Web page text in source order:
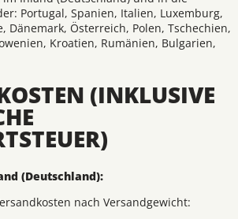
Portugal, Spanien, Italien, Luxemburg,
Dänemark, Österreich, Polen, Tschechien,
Kroatien, Rumänien, Bulgarien,
(INKLUSIVE
(Deutschland):
nach Versandgewicht: